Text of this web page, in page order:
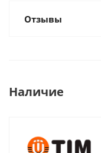
Отзывы
Наличие